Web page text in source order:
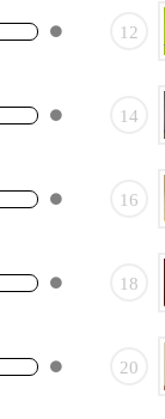
12
14
16
18
20